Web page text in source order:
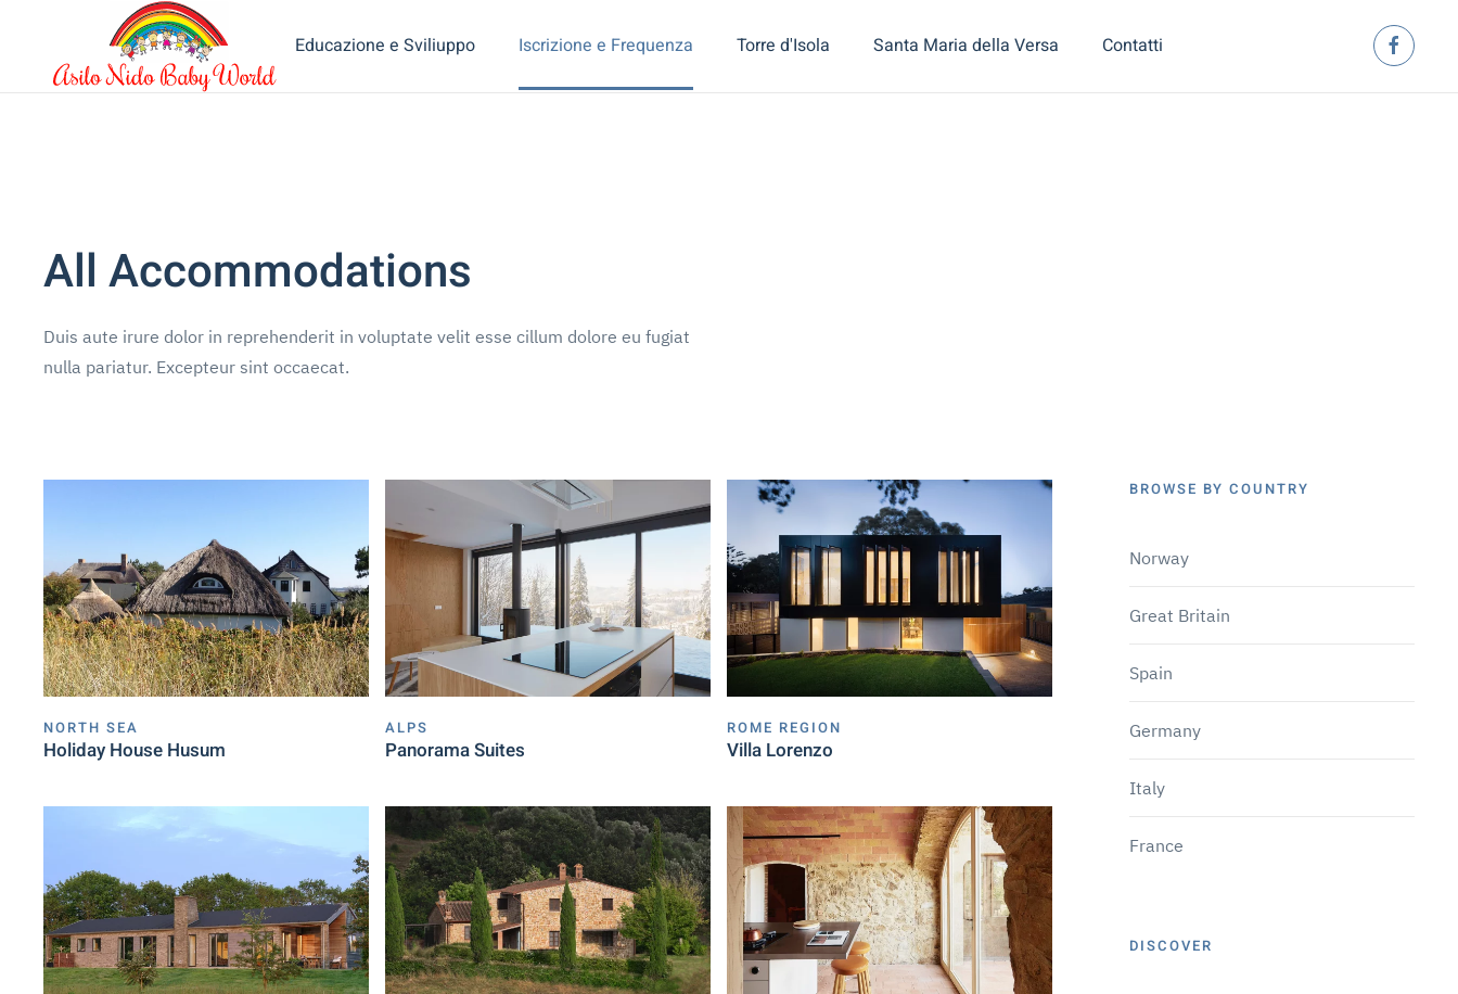
Educazione e Sviliuppo Iscrizione e Frequenza Torre d'Isola Santa Maria della Versa Contatti
All Accommodations
Duis aute irure dolor in reprehenderit in voluptate velit esse cillum dolore eu fugiat
nulla pariatur. Excepteur sint occaecat.
NORTH SEA
Holiday House Husum
ALPS
Panorama Suites
ROME REGION
Villa Lorenzo
BROWSE BY COUNTRY
Norway
Great Britain
Spain
Germany
Italy
France
DISCOVER